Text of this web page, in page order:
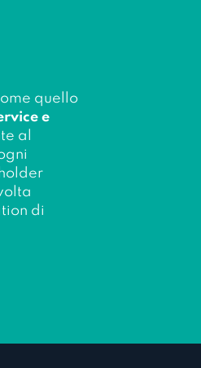
quello
e
al
di